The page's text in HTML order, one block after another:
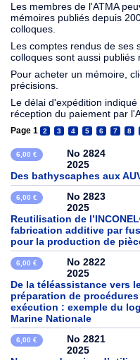
Les membres de l'ATMA
mémoires publiés depuis
colloques.
Les comptes rendus de ses
colloques sont aussi publiés
Pour acheter un mémoire,
précisions.
Le délai d'expédition
réception du paiement par
Page 1 2 3 4 5 6 7 8
6,00 €
No 2824
2025
Des bathyscaphes aux
6,00 €
No 2823
2025
Reutilisation de
fabrication additive par
pour la production de
6,00 €
No 2822
2025
De la téléassistance vers
préparation de
exécution : exemple du
Marine Nationale
6,00 €
No 2821
2025